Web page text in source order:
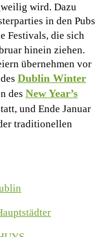
wird. Dazu
in den Pubs
Festivals, die sich
hinein ziehen.
übernehmen vor
Dublin Winter
des New Year’s
und Ende Januar
traditionellen